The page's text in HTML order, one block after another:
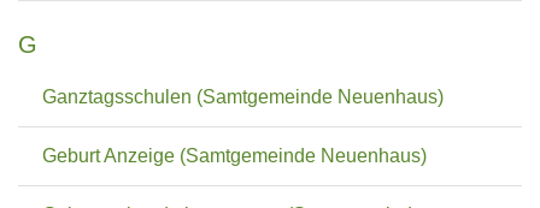
G
Ganztagsschulen (Samtgemeinde Neuenhaus)
Geburt Anzeige (Samtgemeinde Neuenhaus)